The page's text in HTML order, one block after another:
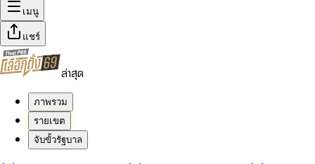
เมนู
แชร์
ล่าสุด
ภาพรวม
รายเขต
จับขั้วรัฐบาล